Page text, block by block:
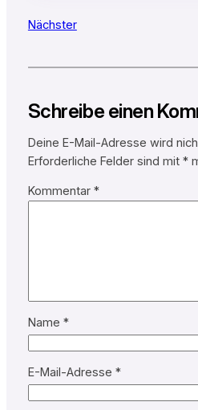
Nächster
Schreibe einen
Deine E-Mail-Adresse wird
Erforderliche Felder sind mit *
Kommentar *
Name *
E-Mail-Adresse *